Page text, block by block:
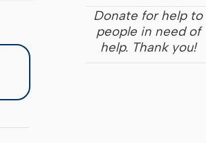
Donate for help to
people in need of
help. Thank you!